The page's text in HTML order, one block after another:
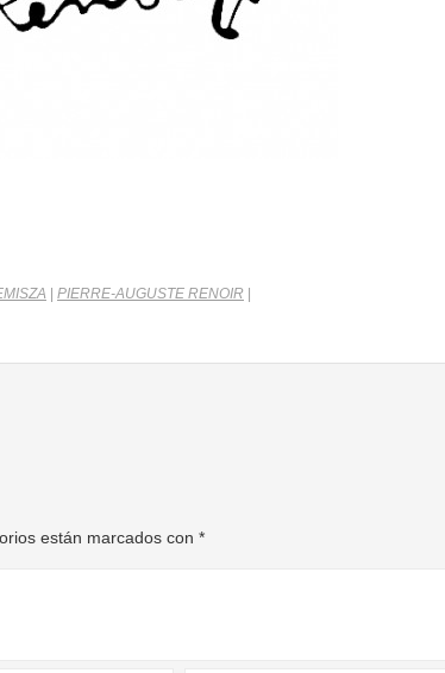
PIERRE-AUGUSTE RENOIR
están marcados con *